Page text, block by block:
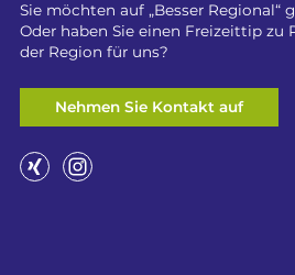
Sie möchten auf „Besser Regional“
Oder haben Sie einen Freizeittip zu
der Region für uns?
Nehmen Sie Kontakt auf